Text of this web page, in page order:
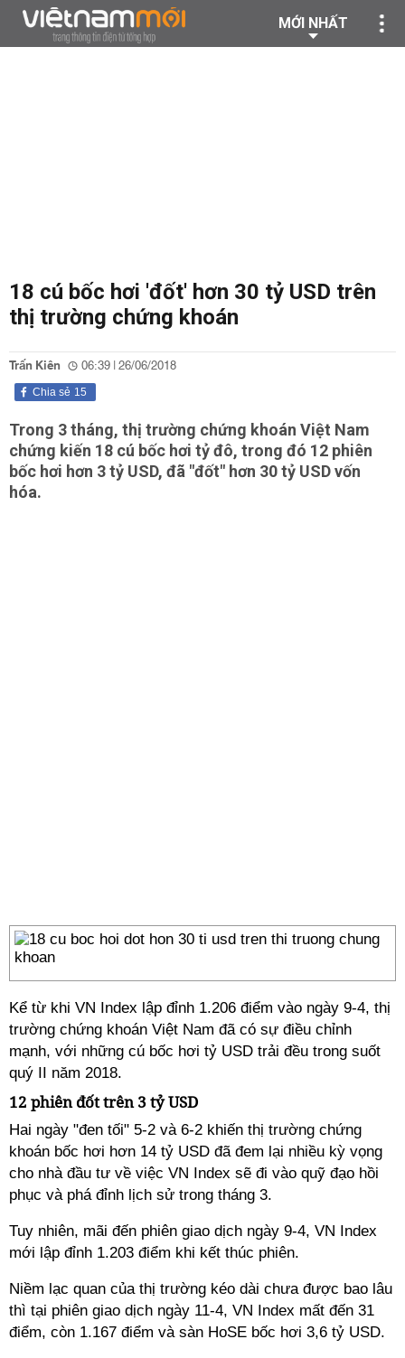
MỚI NHẤT
18 cú bốc hơi 'đốt' hơn 30 tỷ USD trên
thị trường chứng khoán
Trấn Kiên 06:39 | 26/06/2018
15
Chia sẻ
Trong 3 tháng, thị trường chứng khoán Việt Nam
chứng kiến 18 cú bốc hơi tỷ đô, trong đó 12 phiên
bốc hơi hơn 3 tỷ USD, đã "đốt" hơn 30 tỷ USD vốn
hóa.
Kể từ khi VN Index lập đỉnh 1.206 điểm vào ngày 9-4, thị
trường chứng khoán Việt Nam đã có sự điều chỉnh
mạnh, với những cú bốc hơi tỷ USD trải đều trong suốt
quý II năm 2018.
12 phiên đốt trên 3 tỷ USD
Hai ngày "đen tối" 5-2 và 6-2 khiến thị trường chứng
khoán bốc hơi hơn 14 tỷ USD đã đem lại nhiều kỳ vọng
cho nhà đầu tư về việc VN Index sẽ đi vào quỹ đạo hồi
phục và phá đỉnh lịch sử trong tháng 3.
Tuy nhiên, mãi đến phiên giao dịch ngày 9-4, VN Index
mới lập đỉnh 1.203 điểm khi kết thúc phiên.
Niềm lạc quan của thị trường kéo dài chưa được bao lâu
thì tại phiên giao dịch ngày 11-4, VN Index mất đến 31
điểm, còn 1.167 điểm và sàn HoSE bốc hơi 3,6 tỷ USD.